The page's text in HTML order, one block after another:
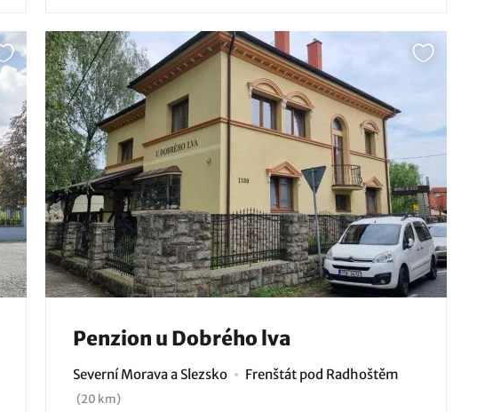
Penzion u Dobrého lva
Severní Morava a Slezsko Frenštát pod Radhoštěm
(20 km)